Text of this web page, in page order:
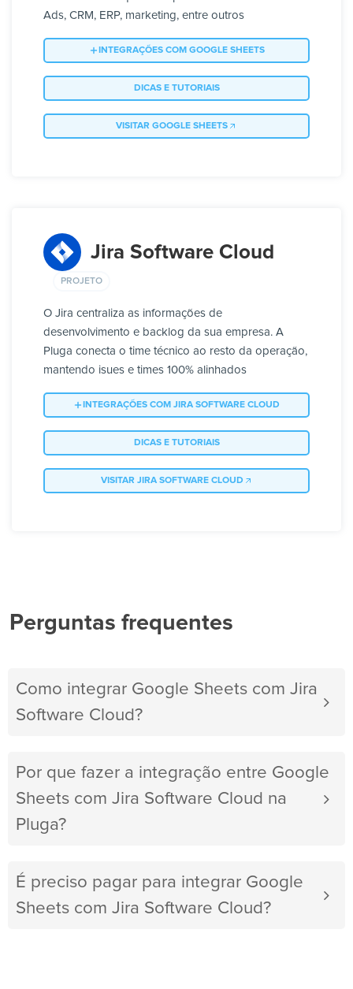
Ads, CRM, ERP, marketing, entre outros
INTEGRAÇÕES COM GOOGLE SHEETS
DICAS E TUTORIAIS
VISITAR GOOGLE SHEETS
Jira Software Cloud
PROJETO
O Jira centraliza as informações de
desenvolvimento e backlog da sua empresa. A
Pluga conecta o time técnico ao resto da operação,
mantendo isues e times 100% alinhados
INTEGRAÇÕES COM JIRA SOFTWARE CLOUD
DICAS E TUTORIAIS
VISITAR JIRA SOFTWARE CLOUD
Perguntas frequentes
Como integrar Google Sheets com Jira
Software Cloud?
Por que fazer a integração entre Google
Sheets com Jira Software Cloud na
Pluga?
É preciso pagar para integrar Google
Sheets com Jira Software Cloud?